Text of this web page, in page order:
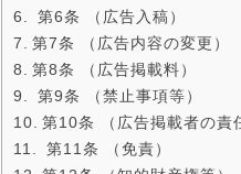
第6条 （広告入稿）
第7条 （広告内容の変更）
第8条 （広告掲載料）
第9条 （禁止事項等）
第10条 （広告掲載者の責
第11条 （免責）